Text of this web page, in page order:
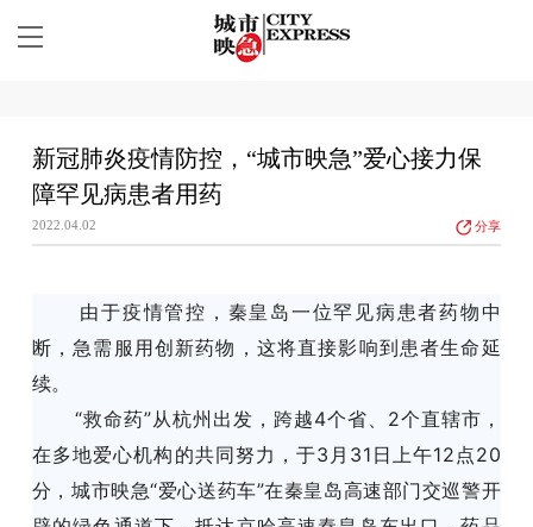
新冠肺炎疫情防控，“城市映急”爱心接力保
障罕见病患者用药
2022.04.02 分享
由于疫情管控，秦皇岛一位罕见病患者药物中
断，急需服用创新药物，这将直接影响到患者生命延
续。
“救命药”从杭州出发，跨越4个省、2个直辖市，
在多地爱心机构的共同努力，于3月31日上午12点20
分，城市映急“爱心送药车”在秦皇岛高速部门交巡警开